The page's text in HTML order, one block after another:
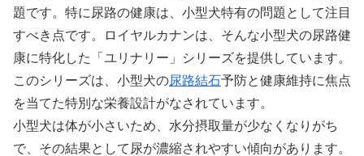
題です。特に尿路の健康は、小型犬特有の問題として注目
すべき点です。ロイヤルカナンは、そんな小型犬の尿路健
康に特化した「ユリナリー」シリーズを提供しています。
このシリーズは、小型犬の尿路結石予防と健康維持に焦点
を当てた特別な栄養設計がなされています。
小型犬は体が小さいため、水分摂取量が少なくなりがち
で、その結果として尿が濃縮されやすい傾向があります。